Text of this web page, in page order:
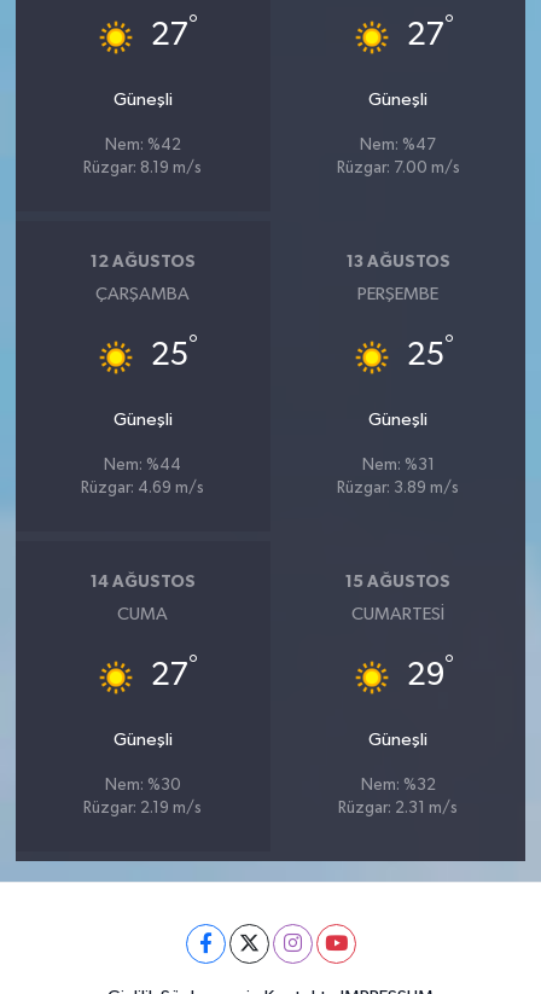
27°
Güneşli
Nem: %42
Rüzgar: 8.19 m/s
27°
Güneşli
Nem: %47
Rüzgar: 7.00 m/s
12 AĞUSTOS
ÇARŞAMBA
25°
Güneşli
Nem: %44
Rüzgar: 4.69 m/s
13 AĞUSTOS
PERŞEMBE
25°
Güneşli
Nem: %31
Rüzgar: 3.89 m/s
14 AĞUSTOS
CUMA
27°
Güneşli
Nem: %30
Rüzgar: 2.19 m/s
15 AĞUSTOS
CUMARTESI
29°
Güneşli
Nem: %32
Rüzgar: 2.31 m/s